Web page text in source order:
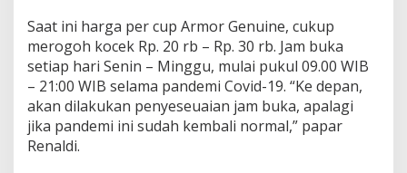
Saat ini harga per cup Armor Genuine, cukup
merogoh kocek Rp. 20 rb – Rp. 30 rb. Jam buka
setiap hari Senin – Minggu, mulai pukul 09.00 WIB
– 21:00 WIB selama pandemi Covid-19. “Ke depan,
akan dilakukan penyeseuaian jam buka, apalagi
jika pandemi ini sudah kembali normal,” papar
Renaldi.